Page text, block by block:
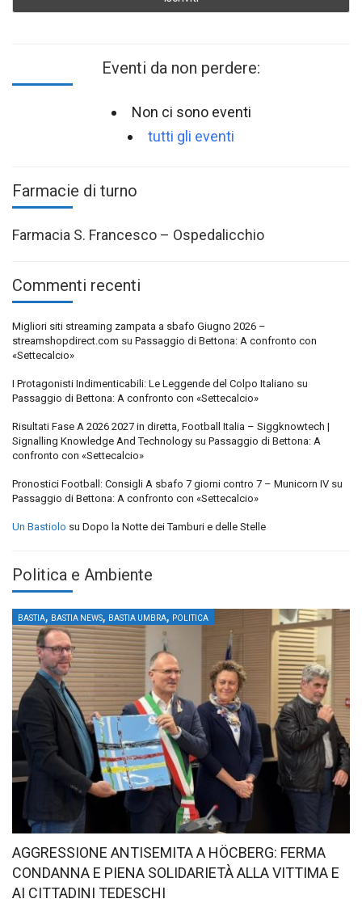
Eventi da non perdere:
Non ci sono eventi
tutti gli eventi
Farmacie di turno
Farmacia S. Francesco – Ospedalicchio
Commenti recenti
Migliori siti streaming zampata a sbafo Giugno 2026 –
streamshopdirect.com su Passaggio di Bettona: A confronto con
«Settecalcio»
I Protagonisti Indimenticabili: Le Leggende del Colpo Italiano su
Passaggio di Bettona: A confronto con «Settecalcio»
Risultati Fase A 2026 2027 in diretta, Football Italia – Siggknowtech |
Signalling Knowledge And Technology su Passaggio di Bettona: A
confronto con «Settecalcio»
Pronostici Football: Consigli A sbafo 7 giorni contro 7 – Municorn IV su
Passaggio di Bettona: A confronto con «Settecalcio»
Un Bastiolo su Dopo la Notte dei Tamburi e delle Stelle
Politica e Ambiente
BASTIA, BASTIA NEWS, BASTIA UMBRA, POLITICA
AGGRESSIONE ANTISEMITA A HÖCBERG: FERMA
CONDANNA E PIENA SOLIDARIETÀ ALLA VITTIMA E
AI CITTADINI TEDESCHI